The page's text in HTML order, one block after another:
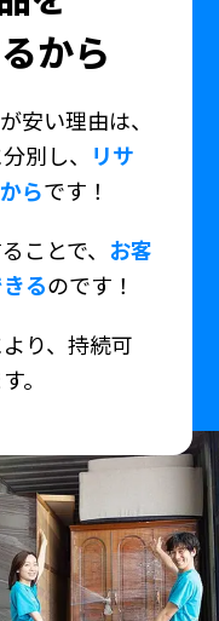
から
安い理由は、
別し、 リサ
らです！
ことで、 お客
るのです！
り、持続可
。